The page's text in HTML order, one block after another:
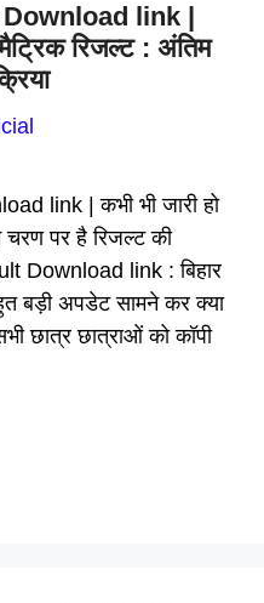
link |
रिजल्ट : अंतिम
link | कभी भी जारी हो
पर है रिजल्ट की
Download link : बिहार
बड़ी अपडेट सामने कर क्या
छात्र छात्राओं को कॉपी